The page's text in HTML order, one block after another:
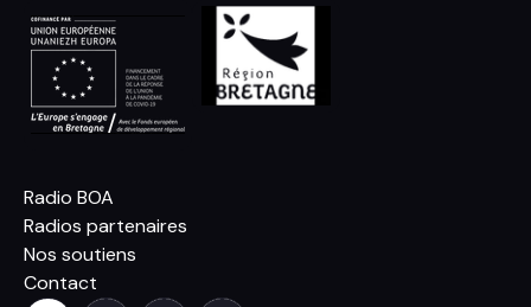
Radio BOA
Radios partenaires
Nos soutiens
Contact